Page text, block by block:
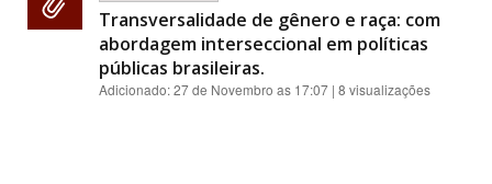
Transversalidade de gênero e raça: com
abordagem interseccional em políticas
públicas brasileiras.
Adicionado:27 de Novembro as 17:07 | 8 visualizações